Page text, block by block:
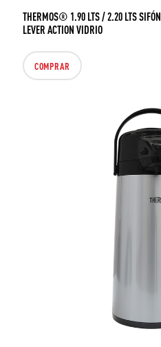
THERMOS® 1.90 LTS / 2.20 LTS SIFÓN
LEVER ACTION VIDRIO
COMPRAR